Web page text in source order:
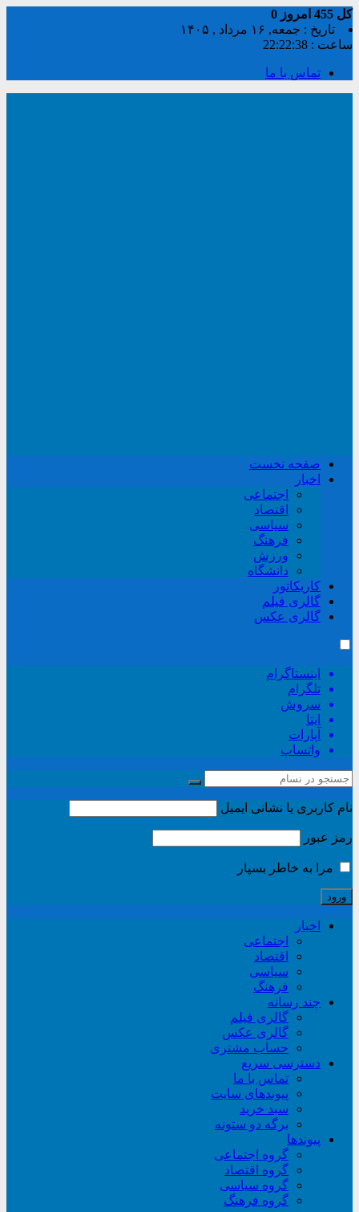
کل امروز 0
تاریخ : جمعه, ۱۶ مرداد , ۱۴۰۵
ساعت : 22:22:39
تماس با ما
صفحه نخست
اخبار
اجتماعی
اقتصاد
سیاسی
فرهنگ
ورزش
دانشگاه
کاریکاتور
گالری فیلم
گالری عکس
اینستاگرام
تلگرام
سروش
ایتا
آپارات
واتساپ
نام کاربری یا نشانی ایمیل
رمز عبور
مرا به خاطر بسپار
اخبار
اجتماعی
اقتصاد
سیاسی
فرهنگ
چند رسانه
گالری فیلم
گالری عکس
حساب مشتری
دسترسی سریع
تماس با ما
پیوندهای سایت
سبد خريد
برگه دو ستونه
پیوندها
گروه اجتماعی
گروه اقتصاد
گروه سیاسی
گروه فرهنگ